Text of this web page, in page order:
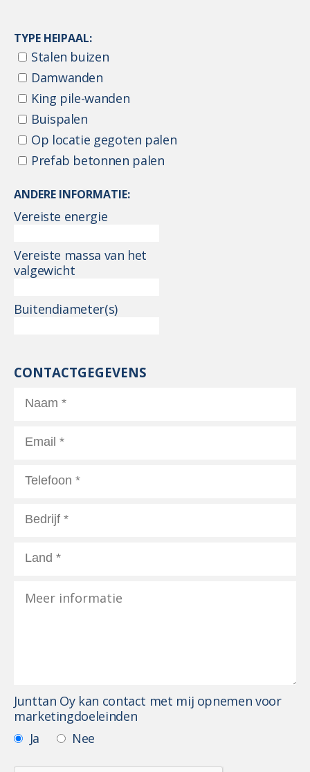
TYPE HEIPAAL:
Stalen buizen
Damwanden
King pile-wanden
Buispalen
Op locatie gegoten palen
Prefab betonnen palen
ANDERE INFORMATIE:
Vereiste energie
Vereiste massa van het
valgewicht
Buitendiameter(s)
CONTACTGEGEVENS
Junttan Oy kan contact met mij opnemen voor
marketingdoeleinden
Ja
Nee